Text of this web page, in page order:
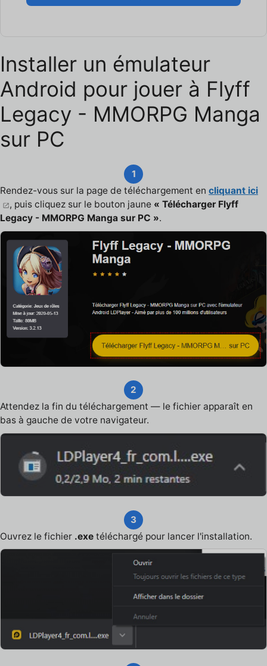
Installer un émulateur
Android pour jouer à Flyff
Legacy - MMORPG Manga
sur PC
1
Rendez-vous sur la page de téléchargement en cliquant ici
, puis cliquez sur le bouton jaune « Télécharger Flyff
Legacy - MMORPG Manga sur PC ».
2
Attendez la fin du téléchargement — le fichier apparaît en
bas à gauche de votre navigateur.
3
Ouvrez le fichier .exe téléchargé pour lancer l'installation.